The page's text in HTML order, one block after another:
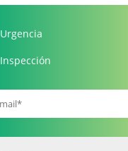
Urgencia
Inspección